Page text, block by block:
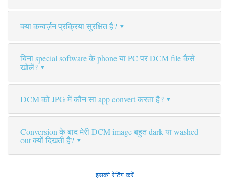
क्या कन्वर्ज़न प्रक्रिया सुरक्षित है?
बिना special software के phone या PC पर DCM file कैसे
खोलें?
DCM को JPG में कौन सा app convert करता है?
Conversion के बाद मेरी DCM image बहुत dark या washed
out क्यों दिखती है?
इसकी रेटिंग करें